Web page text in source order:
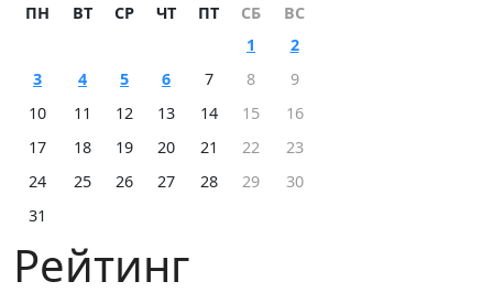
ПН ВТ СР ЧТ ПТ СБ
ВС
1
2
3
4 5 6 7 8
9
10
11 12 13 14 15
16
17
18 19 20 21 22
23
24
25 26 27 28 29
30
31
Рейтинг